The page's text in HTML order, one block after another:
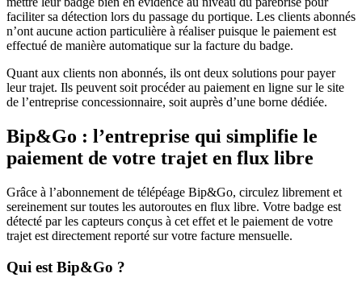
faciliter sa détection lors du passage du portique. Les clients abonnés
n’ont aucune action particulière à réaliser puisque le paiement est
effectué de manière automatique sur la facture du badge.
Quant aux clients non abonnés, ils ont deux solutions pour payer
leur trajet. Ils peuvent soit procéder au paiement en ligne sur le site
de l’entreprise concessionnaire, soit auprès d’une borne dédiée.
Bip&Go : l’entreprise qui simplifie le
paiement de votre trajet en flux libre
Grâce à l’abonnement de télépéage Bip&Go, circulez librement et
sereinement sur toutes les autoroutes en flux libre. Votre badge est
détecté par les capteurs conçus à cet effet et le paiement de votre
trajet est directement reporté sur votre facture mensuelle.
Qui est Bip&Go ?